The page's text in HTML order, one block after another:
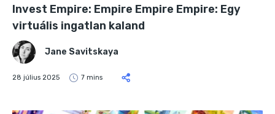
Invest Empire: Empire Empire Empire: Egy
virtuális ingatlan kaland
Jane Savitskaya
28 július 2025 7 mins